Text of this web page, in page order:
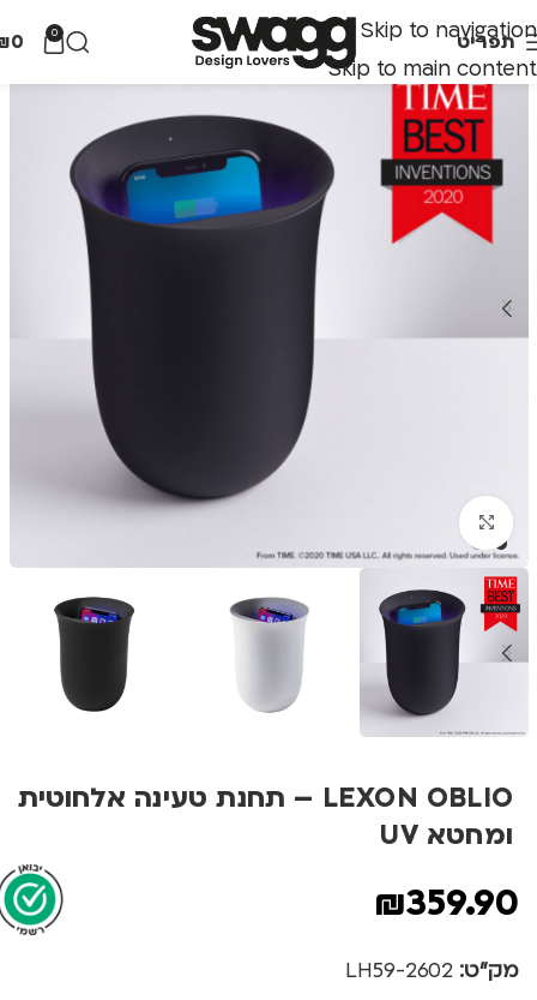
Skip to navigation
Skip to main content
תפריט 0
0
לחצו להגדלה
LEXON OBLIO – תחנת טעינה אלחוטית
ומחטא UV
₪359.90
מק"ט: 2602-LH59